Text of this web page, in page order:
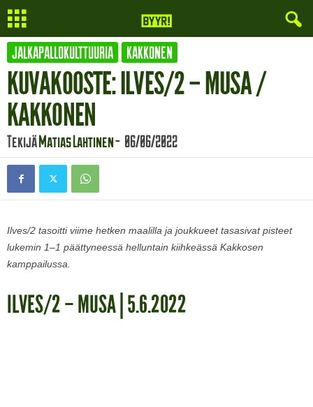
JALKAPALLOKULTTUURIA KAKKONEN
KUVAKOOSTE: ILVES/2 – MUSA /
KAKKONEN
TekijäMatias Lahtinen- 06/06/2022
Ilves/2 tasoitti viime hetken maalilla ja joukkueet tasasivat pisteet
lukemin 1–1 päättyneessä helluntain kiihkeässä Kakkosen
kamppailussa.
ILVES/2 – MUSA | 5.6.2022